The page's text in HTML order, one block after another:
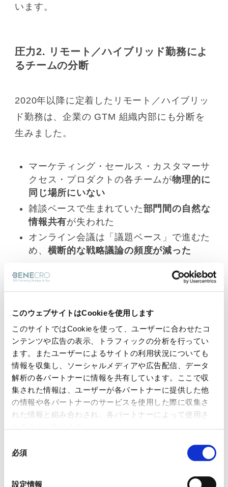
このウェブサイトはCookieを使用します
このサイトではCookieを使って、ユーザーに合わせたコ
ンテンツや広告の表示、トラフィックの分析を行ってい
ます。またユーザーによるサイトの利用状況についても
情報を収集し、ソーシャルメディアや広告配信、データ
解析の各パートナーに情報を共有しています。ここで収
集された情報は、ユーザーが各パートナーに提供した他
の情報や各パートナーのサービスを使用した際に収集さ
れた情報と組み合わされ、各パートナーによって使用さ
必須
設定情報
います。
圧力2. リモート／ハイブリッド勤務によ
るチームの分断
2020年以降に定着したリモート／ハイブリッ
ド勤務は、企業の GTM 組織内部にも分断を
生みました。
マーケティング・セールス・カスタマーサ
クセス・プロダクトの各チームが物理的に
同じ場所にいない
雑談ベースで生まれていた部門間の自然な
情報共有が失われた
オンライン会議は「議題ベース」で進むた
め、 横断的な戦略議論の頻度が減った
結果として、組織内の「Connected」な動き
「サイロ化」が進行しました。
圧力3. 購買グループの肥大化 ─ 平均13人
+ 外部ネットワーク9人 = 22人
Forrester のデータによれば、B2B の購買意
その意思決定に影響を与える外部ネットワー
ク9人
、合計約22人にまで膨らんでいます。